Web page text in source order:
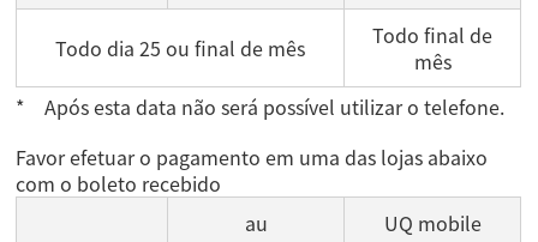
Todo dia 25 ou final de mês
Todo final de
mês
Após esta data não será possível utilizar o telefone.
Favor efetuar o pagamento em uma das lojas abaixo
com o boleto recebido
au
UQ mobile